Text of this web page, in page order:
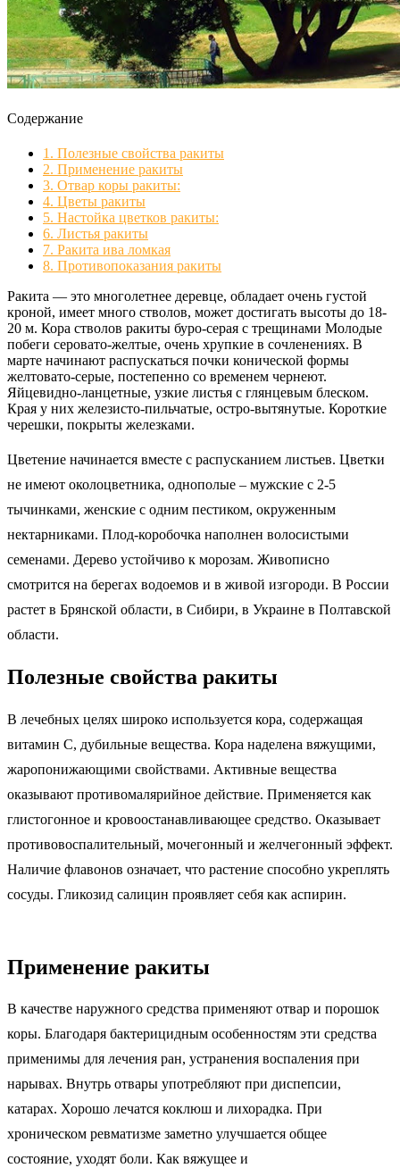
Содержание
1. Полезные свойства ракиты
2. Применение ракиты
3. Отвар коры ракиты:
4. Цветы ракиты
5. Настойка цветков ракиты:
6. Листья ракиты
7. Ракита ива ломкая
8. Противопоказания ракиты
Ракита — это многолетнее деревце, обладает очень густой
кроной, имеет много стволов, может достигать высоты до 18-
20 м. Кора стволов ракиты буро-серая с трещинами Молодые
побеги серовато-желтые, очень хрупкие в сочленениях. В
марте начинают распускаться почки конической формы
желтовато-серые, постепенно со временем чернеют.
Яйцевидно-ланцетные, узкие листья с глянцевым блеском.
Края у них железисто-пильчатые, остро-вытянутые. Короткие
черешки, покрыты железками.
Цветение начинается вместе с распусканием листьев. Цветки
не имеют околоцветника, однополые – мужские с 2-5
тычинками, женские с одним пестиком, окруженным
нектарниками. Плод-коробочка наполнен волосистыми
семенами. Дерево устойчиво к морозам. Живописно
смотрится на берегах водоемов и в живой изгороди. В России
растет в Брянской области, в Сибири, в Украине в Полтавской
области.
Полезные свойства ракиты
В лечебных целях широко используется кора, содержащая
витамин С, дубильные вещества. Кора наделена вяжущими,
жаропонижающими свойствами. Активные вещества
оказывают противомалярийное действие. Применяется как
глистогонное и кровоостанавливающее средство. Оказывает
противовоспалительный, мочегонный и желчегонный эффект.
Наличие флавонов означает, что растение способно укреплять
сосуды. Гликозид салицин проявляет себя как аспирин.
Применение ракиты
В качестве наружного средства применяют отвар и порошок
коры. Благодаря бактерицидным особенностям эти средства
применимы для лечения ран, устранения воспаления при
нарывах. Внутрь отвары употребляют при диспепсии,
катарах. Хорошо лечатся коклюш и лихорадка. При
хроническом ревматизме заметно улучшается общее
состояние, уходят боли. Как вяжущее и